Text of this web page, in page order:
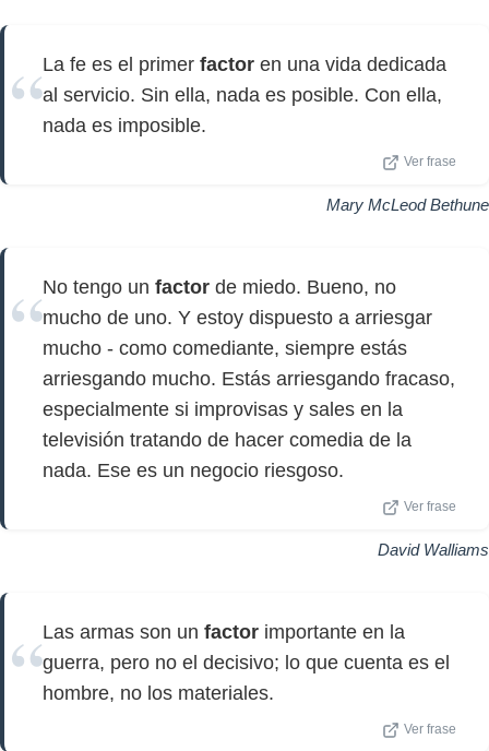
La fe es el primer factor en una vida dedicada
al servicio. Sin ella, nada es posible. Con ella,
nada es imposible.
Ver frase
Mary McLeod Bethune
No tengo un factor de miedo. Bueno, no
mucho de uno. Y estoy dispuesto a arriesgar
mucho - como comediante, siempre estás
arriesgando mucho. Estás arriesgando fracaso,
especialmente si improvisas y sales en la
televisión tratando de hacer comedia de la
nada. Ese es un negocio riesgoso.
Ver frase
David Walliams
Las armas son un factor importante en la
guerra, pero no el decisivo; lo que cuenta es el
hombre, no los materiales.
Ver frase